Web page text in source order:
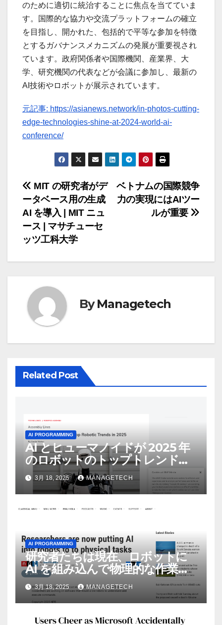
のために適切に統治することに焦点を当てていま
す。国際的な協力や交流プラットフォームの確立
を目指し、開かれた、包括的で平等な参加を特徴
とするガバナンスメカニズムの発展が重要視され
ています。政府関係者や国際機関、産業界、大
学、研究機関の代表などが会議に参加し、最新の
AI技術やロボットが展示されています。
元記事: https://asianews.network/in-photos-cutting-
edge-technologies-shine-at-2024-world-ai-
conference/
投
稿
ナ
ビ
ー
シ
ベトナムの国際競争
力の実現にはAIツー
ルが重要
MIT の研究者がデ
ータベース用の生成
AI を導入 | MIT ニュ
ース | マサチューセ
ッツ工科大学
ByManagetech
Related Post
AI PROGRAMMING
AI とヒューマノイドが 2025 年
のロボットのトップトレンドに |
ASSEMBLY
3月 18, 2025 MANAGETECH
AI PROGRAMMING
研究者たちは現在、ロボットに
AI を組み込んで物理的な作業を
実行させている | ノーザン パブ
リック ラジオ: WNIJ および
WNIU
3月 18, 2025 MANAGETECH